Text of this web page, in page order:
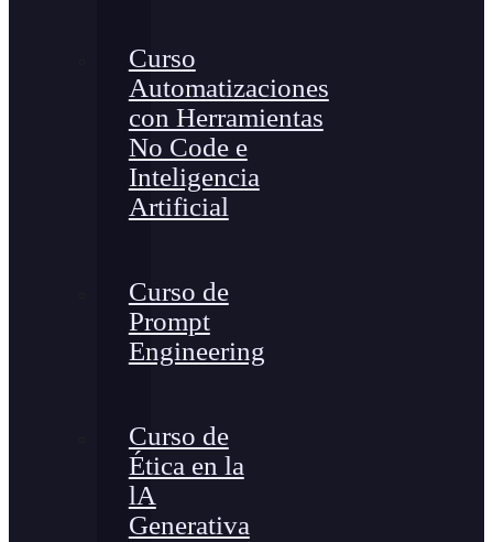
Curso
Automatizaciones
con Herramientas
No Code e
Inteligencia
Artificial
Curso de
Prompt
Engineering
Curso de
Ética en la
lA
Generativa